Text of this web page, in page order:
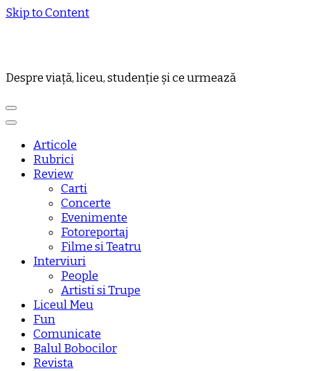
Skip to Content
Despre viață, liceu, studenție și ce urmează
Articole
Rubrici
Review
Carti
Concerte
Evenimente
Fotoreportaj
Filme si Teatru
Interviuri
People
Artisti si Trupe
Liceul Meu
Fun
Comunicate
Balul Bobocilor
Revista